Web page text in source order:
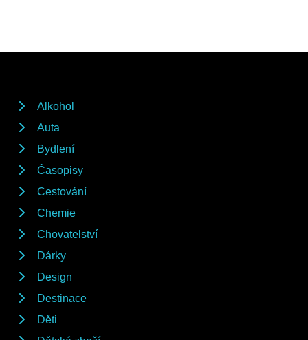
Alkohol
Auta
Bydlení
Časopisy
Cestování
Chemie
Chovatelství
Dárky
Design
Destinace
Děti